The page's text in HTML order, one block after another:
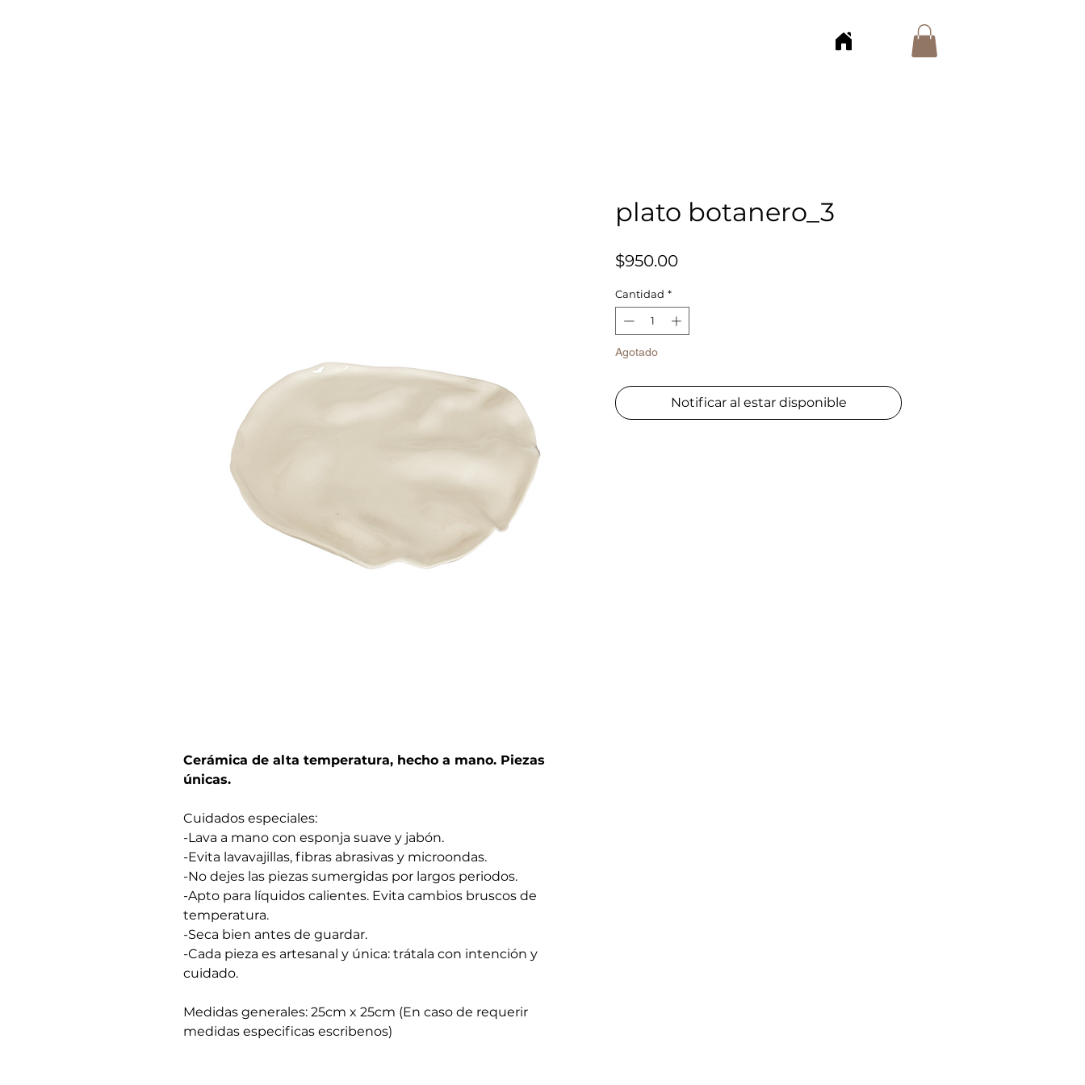
Cerámica de alta temperatura, hecho a mano. Piezas
únicas.
Cuidados especiales:
-Lava a mano con esponja suave y jabón.
-Evita lavavajillas, fibras abrasivas y microondas.
-No dejes las piezas sumergidas por largos periodos.
-Apto para líquidos calientes. Evita cambios bruscos de
temperatura.
-Seca bien antes de guardar.
-Cada pieza es artesanal y única: trátala con intención y
cuidado.
Medidas generales: 25cm x 25cm (En caso de requerir
medidas especificas escribenos)
plato botanero_3
$950.00Precio
Cantidad *
Agotado
Notificar al estar disponible